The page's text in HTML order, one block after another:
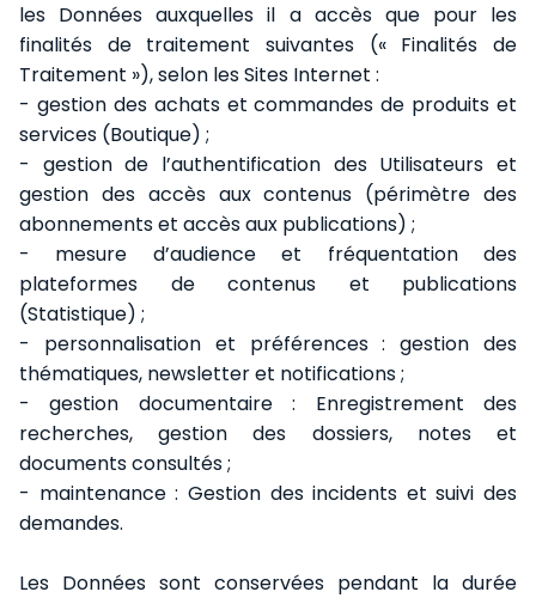
les Données auxquelles il a accès que pour les
finalités de traitement suivantes (« Finalités de
Traitement »), selon les Sites Internet :
- gestion des achats et commandes de produits et
services (Boutique) ;
- gestion de l’authentification des Utilisateurs et
gestion des accès aux contenus (périmètre des
abonnements et accès aux publications) ;
- mesure d’audience et fréquentation des
plateformes de contenus et publications
(Statistique) ;
- personnalisation et préférences : gestion des
thématiques, newsletter et notifications ;
- gestion documentaire : Enregistrement des
recherches, gestion des dossiers, notes et
documents consultés ;
- maintenance : Gestion des incidents et suivi des
demandes.
Les Données sont conservées pendant la durée